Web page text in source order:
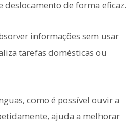
deslocamento de forma eficaz.
informações sem usar
tarefas domésticas ou
como é possível ouvir a
ajuda a melhorar